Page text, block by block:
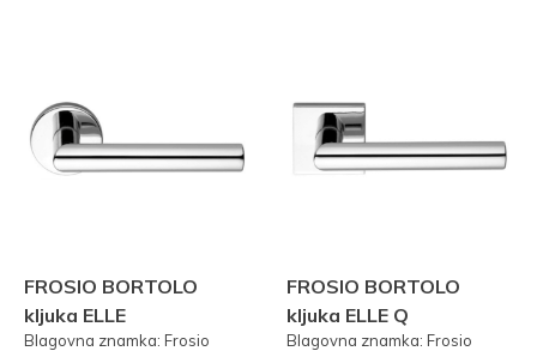
FROSIO BORTOLO
kljuka ELLE
Blagovna znamka: Frosio
FROSIO BORTOLO
kljuka ELLE Q
Blagovna znamka: Frosio